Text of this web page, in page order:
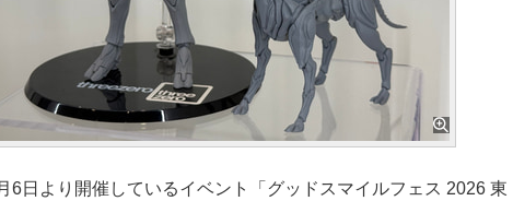
日より開催しているイベント「グッドスマイルフェス 2026 東